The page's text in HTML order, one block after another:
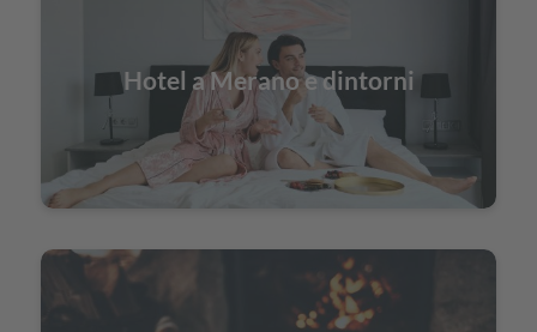
Hotel a Merano e dintorni